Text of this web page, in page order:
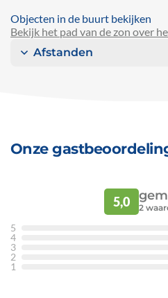
Objecten in de buurt bekijken
Bekijk het pad van de zon over
Afstanden
Onze
5,0 2
5
4
3
2
1